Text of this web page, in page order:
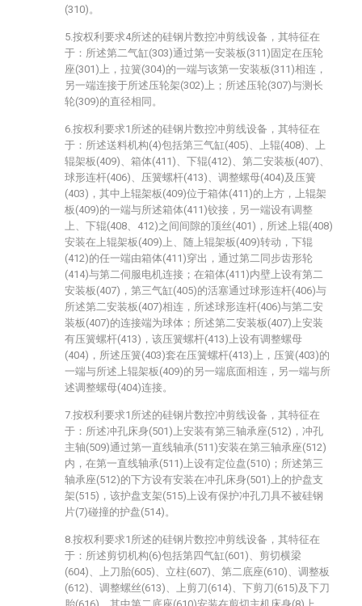
(310)。
5.按权利要求4所述的硅钢片数控冲剪线设备，其特征在
于：所述第二气缸(303)通过第一安装板(311)固定在压轮
座(301)上，拉簧(304)的一端与该第一安装板(311)相连，
另一端连接于所述压轮架(302)上；所述压轮(307)与测长
轮(309)的直径相同。
6.按权利要求1所述的硅钢片数控冲剪线设备，其特征在
于：所述送料机构(4)包括第三气缸(405)、上辊(408)、上
辊架板(409)、箱体(411)、下辊(412)、第二安装板(407)、
球形连杆(406)、压簧螺杆(413)、调整螺母(404)及压簧
(403)，其中上辊架板(409)位于箱体(411)的上方，上辊架
板(409)的一端与所述箱体(411)铰接，另一端设有调整
上、下辊(408、412)之间间隙的顶丝(401)，所述上辊(408)
安装在上辊架板(409)上、随上辊架板(409)转动，下辊
(412)的任一端由箱体(411)穿出，通过第二同步齿形轮
(414)与第二伺服电机连接；在箱体(411)内壁上设有第二
安装板(407)，第三气缸(405)的活塞通过球形连杆(406)与
所述第二安装板(407)相连，所述球形连杆(406)与第二安
装板(407)的连接端为球体；所述第二安装板(407)上安装
有压簧螺杆(413)，该压簧螺杆(413)上设有调整螺母
(404)，所述压簧(403)套在压簧螺杆(413)上，压簧(403)的
一端与所述上辊架板(409)的另一端底面相连，另一端与所
述调整螺母(404)连接。
7.按权利要求1所述的硅钢片数控冲剪线设备，其特征在
于：所述冲孔床身(501)上安装有第三轴承座(512)，冲孔
主轴(509)通过第一直线轴承(511)安装在第三轴承座(512)
内，在第一直线轴承(511)上设有定位盘(510)；所述第三
轴承座(512)的下方设有安装在冲孔床身(501)上的护盘支
架(515)，该护盘支架(515)上设有保护冲孔刀具不被硅钢
片(7)碰撞的护盘(514)。
8.按权利要求1所述的硅钢片数控冲剪线设备，其特征在
于：所述剪切机构(6)包括第四气缸(601)、剪切横梁
(604)、上刀胎(605)、立柱(607)、第二底座(610)、调整板
(612)、调整螺丝(613)、上剪刀(614)、下剪刀(615)及下刀